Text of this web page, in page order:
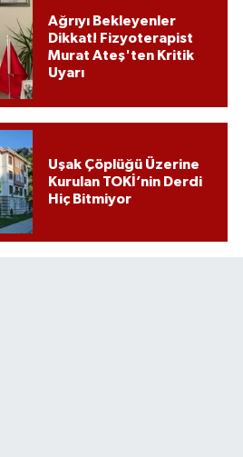
Ağrıyı Bekleyenler
Dikkat! Fizyoterapist
Murat Ateş'ten Kritik
Uyarı
Uşak Çöplüğü Üzerine
Kurulan TOKİ’nin Derdi
Hiç Bitmiyor